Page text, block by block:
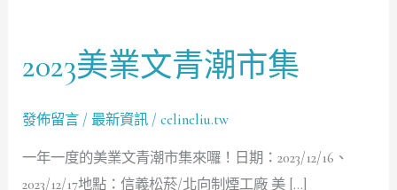
2023美業文青潮市集
發佈留言 / 最新資訊 /celineliu.tw
一年一度的美業文青潮市集來囉！日期：2023/12/16、
2023/12/17地點：信義松菸/北向制煙工廠 美 […]
2023
業